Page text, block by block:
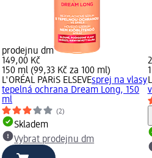
prodejnu dm
149,00 Kč
150 ml (99,33 Kč za 100 ml)
L'ORÉAL PARiS ELSEVEsprej na vlasy
tepelná ochrana Dream Long, 150
ml
(2)
Skladem
Vybrat prodejnu dm